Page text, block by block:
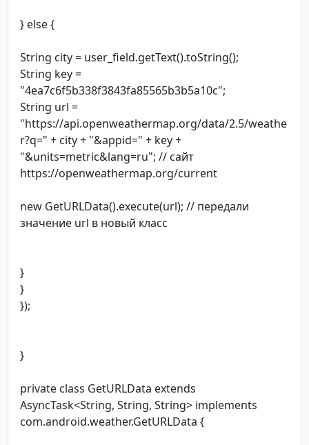
} else {
String city = user_field.getText().toString();
String key =
"4ea7c6f5b338f3843fa85565b3b5a10c";
String url =
"https://api.openweathermap.org/data/2.5/weathe
r?q=" + city + "&appid=" + key +
"&units=metric&lang=ru"; // сайт
https://openweathermap.org/current
new GetURLData().execute(url); // передали
значение url в новый класс
}
}
});
}
private class GetURLData extends
AsyncTask<String, String, String> implements
com.android.weather.GetURLData {